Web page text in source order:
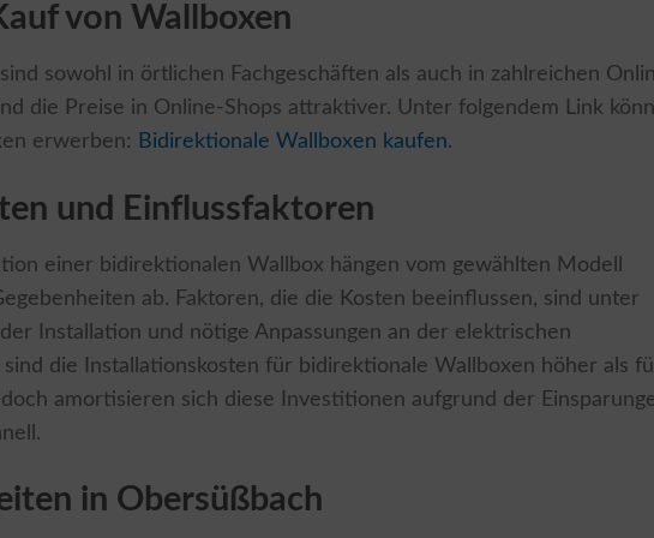
von Wallboxen
sowohl in örtlichen Fachgeschäften als auch in zahlreichen
die Preise in Online-Shops attraktiver. Unter folgendem Link
erwerben: Bidirektionale Wallboxen kaufen.
und Einflussfaktoren
einer bidirektionalen Wallbox hängen vom gewählten Modell
ab. Faktoren, die die Kosten beeinflussen, sind unter
Installation und nötige Anpassungen an der elektrischen
sind die Installationskosten für bidirektionale Wallboxen höher als
amortisieren sich diese Investitionen aufgrund der
in Obersüßbach